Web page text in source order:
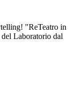
"ReTeatro in
Laboratorio dal